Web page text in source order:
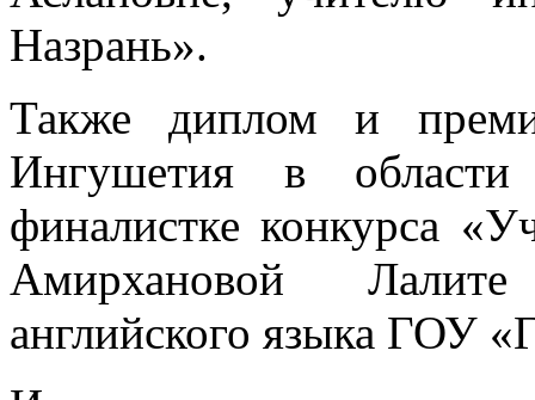
Назрань».
Также диплом и
Ингушетия в области
финалистке конкурса
Амирхановой
английского языка ГОУ